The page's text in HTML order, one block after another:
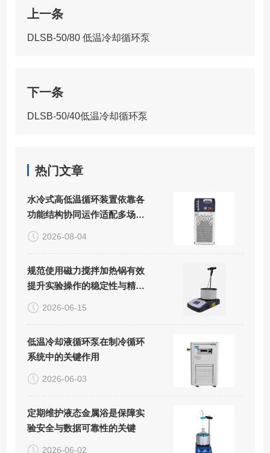
上一条
DLSB-50/80 低温冷却循环泵
下一条
DLSB-50/40低温冷却循环泵
热门文章
水冷式高低温循环装置依靠各
功能结构协同运作适配多场景
精密控温需求
2026-08-04
规范使用磁力搅拌加热锅有效
提升实验操作的稳定性与精准
度
2026-06-15
低温冷却液循环泵在制冷循环
系统中的关键作用
2026-06-03
定期维护液态金属浴是保障实
验安全与数据可靠性的关键
2026-06-02